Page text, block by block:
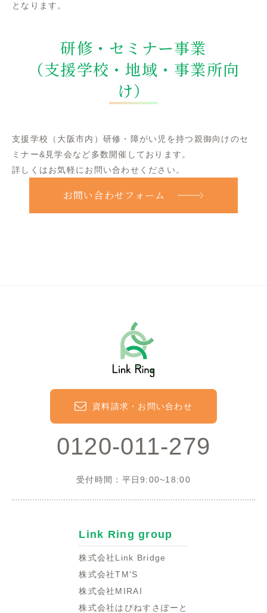
となります。
研修・セミナー事業
（支援学校・地域・事業所向
け）
支援学校（大阪市内）研修・障がい児を持つ親御向けのセ
ミナー&見学会など多数開催しております。
詳しくはお気軽にお問い合わせください。
お問い合わせフォーム
0120-011-279
受付時間：平日9:00~18:00
資料請求・お問い合わせ
Link Ring group
株式会社Link Bridge
株式会社TM'S
株式会社MIRAI
株式会社はぴねすさぽーと